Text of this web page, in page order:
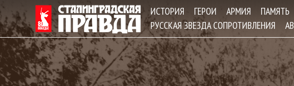
ИСТОРИЯ ГЕРОИ АРМИЯ ПАМЯТЬ
РУССКАЯ ЗВЕЗДА СОПРОТИВЛЕНИЯ